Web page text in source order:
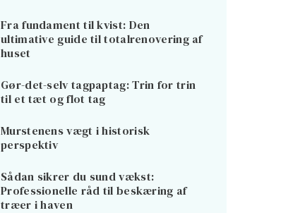
Fra fundament til kvist: Den
ultimative guide til totalrenovering af
huset
Gør-det-selv tagpaptag: Trin for trin
til et tæt og flot tag
Murstenens vægt i historisk
perspektiv
Sådan sikrer du sund vækst:
Professionelle råd til beskæring af
træer i haven